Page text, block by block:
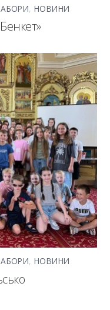
,НОВИНИ
,НОВИНИ